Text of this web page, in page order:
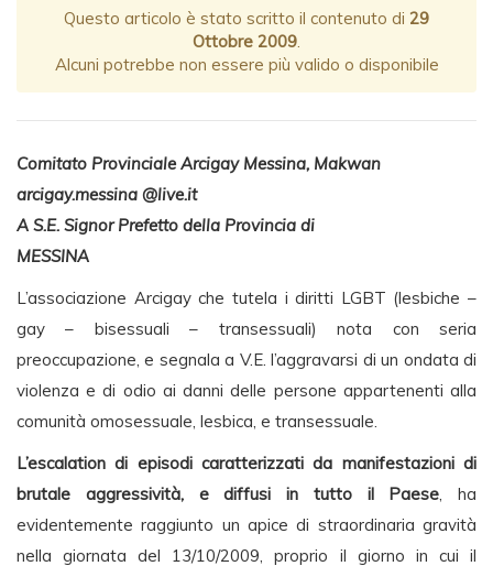
Questo articolo è stato scritto il contenuto di 29
Ottobre 2009.
Alcuni potrebbe non essere più valido o disponibile
Comitato Provinciale Arcigay Messina, Makwan
arcigay.messina @live.it
A S.E. Signor Prefetto della Provincia di
MESSINA
L’associazione Arcigay che tutela i diritti LGBT (lesbiche –
gay – bisessuali – transessuali) nota con seria
preoccupazione, e segnala a V.E. l’aggravarsi di un ondata di
violenza e di odio ai danni delle persone appartenenti alla
comunità omosessuale, lesbica, e transessuale.
L’escalation di episodi caratterizzati da manifestazioni di
brutale aggressività, e diffusi in tutto il Paese, ha
evidentemente raggiunto un apice di straordinaria gravità
nella giornata del 13/10/2009, proprio il giorno in cui il